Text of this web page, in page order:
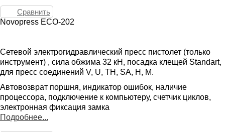
Сравнить
Novopress ECO-202
Сетевой электрогидравлический пресс пистолет (только
инструмент) , сила обжима 32 кН, посадка клещей Standart,
для пресс соединений V, U, TH, SA, H, M.
Автовозврат поршня, индикатор ошибок, наличие
процессора, подключение к компьютеру, счетчик циклов,
электронная фиксация замка
Подробнее...